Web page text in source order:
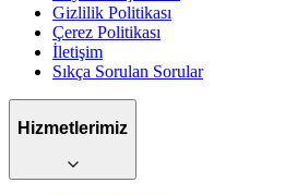
Gizlilik Politikası
Çerez Politikası
İletişim
Sıkça Sorulan Sorular
Hizmetlerimiz